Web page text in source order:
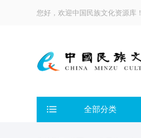
您好，欢迎中国民族文化资源库！
全部分类